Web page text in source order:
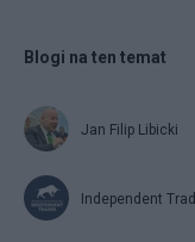
Blogi na ten temat
Jan Filip Libicki
Independent